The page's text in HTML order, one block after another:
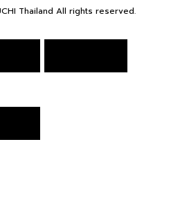
Thailand All rights reserved.